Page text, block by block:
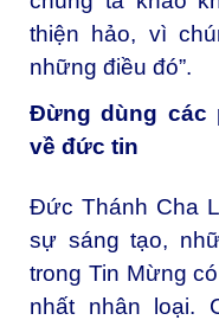
thiện hảo, vì
những điều đó”.
Đừng dùng các
về đức tin
Đức Thánh Cha
sự sáng tạo,
trong Tin Mừng
nhất nhân loại.